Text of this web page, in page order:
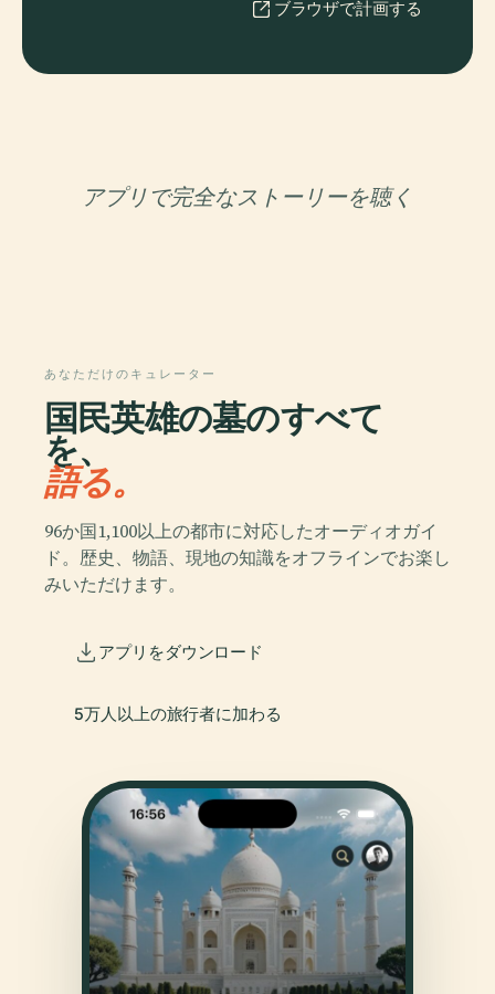
ブラウザで計画する
アプリで完全なストーリーを聴く
あなただけのキュレーター
国民英雄の墓のすべて
を、
語る。
96か国1,100以上の都市に対応したオーディオガイ
ド。歴史、物語、現地の知識をオフラインでお楽し
みいただけます。
アプリをダウンロード
5万人以上の旅行者に加わる